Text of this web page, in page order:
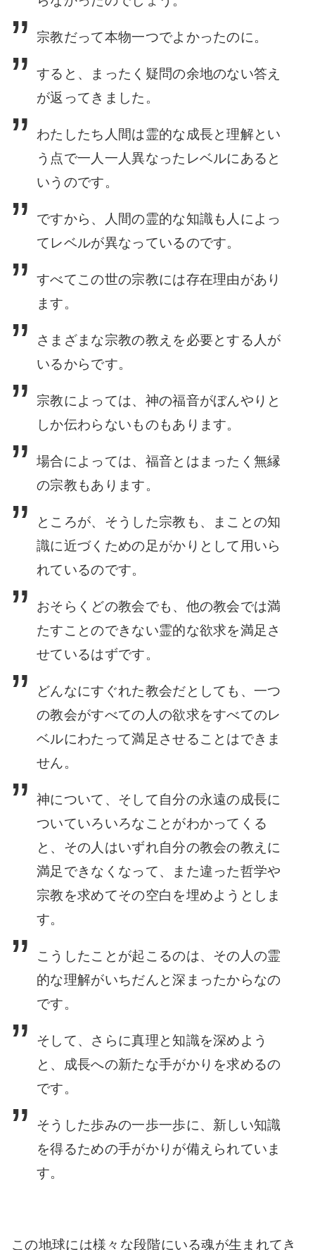
宗教だって本物一つでよかったのに。
すると、まったく疑問の余地のない答え
が返ってきました。
わたしたち人間は霊的な成長と理解とい
う点で一人一人異なったレベルにあると
いうのです。
ですから、人間の霊的な知識も人によっ
てレベルが異なっているのです。
すべてこの世の宗教には存在理由があり
ます。
さまざまな宗教の教えを必要とする人が
いるからです。
宗教によ っては、神の福音がぼんやりと
しか伝わらないものもあります。
場合によっては、福音とはまったく無縁
の宗教もあります。
ところが、そうした宗教も、まことの知
識に近づくための足がかりとして用いら
れているのです。
おそらくどの教会でも、他の教会では満
たすことのできない霊的な欲求を満足さ
せているはずです。
どんなにすぐれた教会だとしても、一つ
の教会がすべての人の欲求をすべてのレ
ベルにわたって満足させることはできま
せん。
神について、そして自分の永遠の成長に
ついていろいろなことがわかってくる
と、その人はいずれ自分の教会の教えに
満足できなくなって、ま た違った哲学や
宗教を求めてその空白を埋めようとしま
す。
こうしたことが起こるのは、その人の霊
的な理解がいちだんと深まったからなの
です。
そして、さらに真理と知識を深めよう
と、成長への新たな手がかりを求めるの
です。
そうした歩みの一歩一歩に、新しい知識
を得るための手がかりが備えられていま
す。
この地球には様々な段階にいる魂が生まれてき